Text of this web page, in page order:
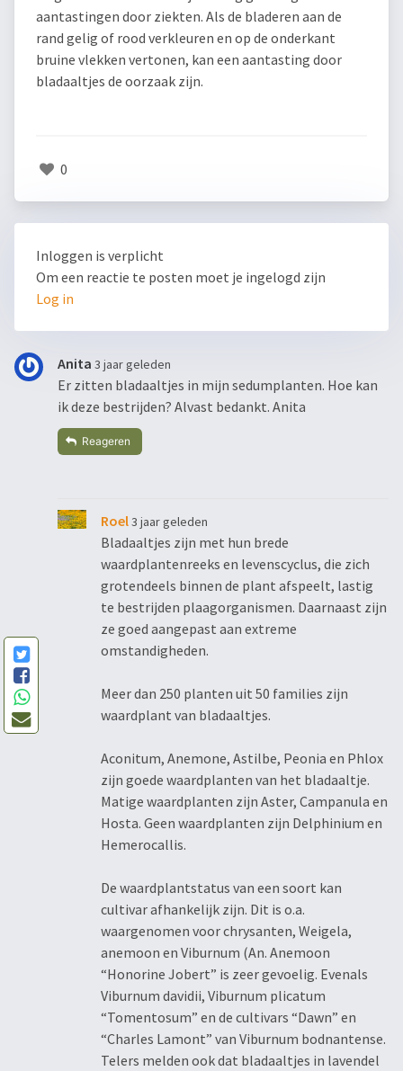
aantastingen door ziekten. Als de bladeren aan de
rand gelig of rood verkleuren en op de onderkant
bruine vlekken vertonen, kan een aantasting door
bladaaltjes de oorzaak zijn.
0
Inloggen is verplicht
Om een reactie te posten moet je ingelogd zijn
Log in
Anita 3 jaar geleden
Er zitten bladaaltjes in mijn sedumplanten. Hoe kan
ik deze bestrijden? Alvast bedankt. Anita
Reageren
Roel3 jaar geleden
Bladaaltjes zijn met hun brede
waardplantenreeks en levenscyclus, die zich
grotendeels binnen de plant afspeelt, lastig
te bestrijden plaagorganismen. Daarnaast zijn
ze goed aangepast aan extreme
omstandigheden.
Meer dan 250 planten uit 50 families zijn
waardplant van bladaaltjes.
Aconitum, Anemone, Astilbe, Peonia en Phlox
zijn goede waardplanten van het bladaaltje.
Matige waardplanten zijn Aster, Campanula en
Hosta. Geen waardplanten zijn Delphinium en
Hemerocallis.
De waardplantstatus van een soort kan
cultivar afhankelijk zijn. Dit is o.a.
waargenomen voor chrysanten, Weigela,
anemoon en Viburnum (An. Anemoon
“Honorine Jobert” is zeer gevoelig. Evenals
Viburnum davidii, Viburnum plicatum
“Tomentosum” en de cultivars “Dawn” en
“Charles Lamont” van Viburnum bodnantense.
Telers melden ook dat bladaaltjes in lavendel